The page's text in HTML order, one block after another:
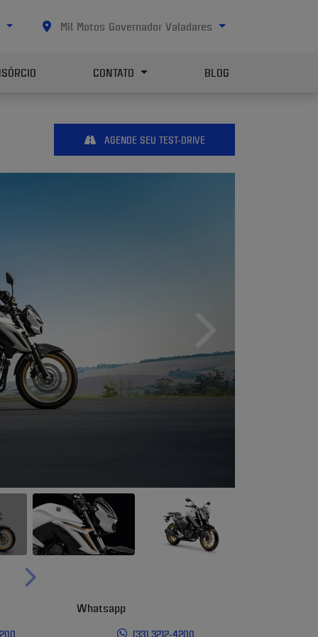
Mil Motos Governador Valadares
CONTATO BLOG
AGENDE SEU TEST-DRIVE
Próximo
Whatsapp
(33) 3212-4200